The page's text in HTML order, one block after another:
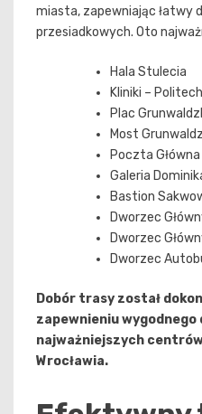
miasta, zapewniając łatwy
przesiadkowych. Oto
Hala Stulecia
Kliniki –
Plac
Most
Poczta Główna
Galeria
Bastion
Dworzec
Dworzec
Dworzec
Dobór trasy został
zapewnieniu wygodnego
najważniejszych
Wrocławia.